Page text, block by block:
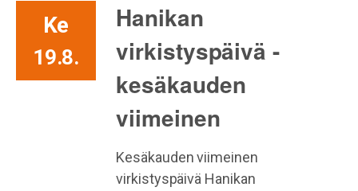
Ke
19.8.
Hanikan
virkistyspäivä -
kesäkauden
viimeinen
Kesäkauden viimeinen
virkistyspäivä Hanikan